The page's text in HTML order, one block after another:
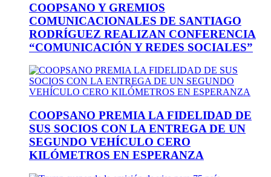
COOPSANO Y GREMIOS
COMUNICACIONALES DE SANTIAGO
RODRÍGUEZ REALIZAN CONFERENCIA
“COMUNICACIÓN Y REDES SOCIALES”
COOPSANO PREMIA LA FIDELIDAD DE
SUS SOCIOS CON LA ENTREGA DE UN
SEGUNDO VEHÍCULO CERO
KILÓMETROS EN ESPERANZA